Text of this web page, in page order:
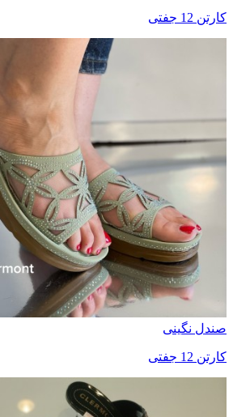
کارتن 12 جفتی
صندل نگینی
کارتن 12 جفتی